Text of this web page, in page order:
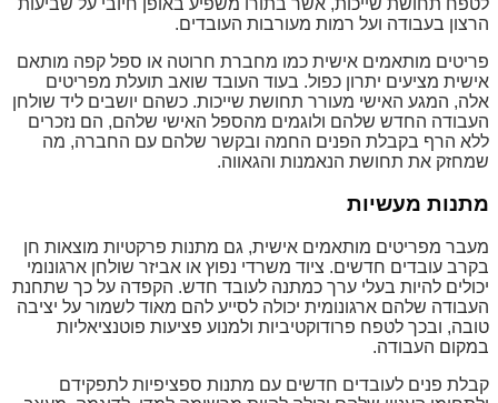
הרצון בעבודה ועל רמות מעורבות העובדים.
פריטים מותאמים אישית כמו מחברת חרוטה או ספל קפה מותאם
אישית מציעים יתרון כפול. בעוד העובד שואב תועלת מפריטים
אלה, המגע האישי מעורר תחושת שייכות. כשהם יושבים ליד שולחן
העבודה החדש שלהם ולוגמים מהספל האישי שלהם, הם נזכרים
ללא הרף בקבלת הפנים החמה ובקשר שלהם עם החברה, מה
שמחזק את תחושת הנאמנות והגאווה.
מתנות מעשיות
מעבר מפריטים מותאמים אישית, גם מתנות פרקטיות מוצאות חן
בקרב עובדים חדשים. ציוד משרדי נפוץ או אביזר שולחן ארגונומי
יכולים להיות בעלי ערך כמתנה לעובד חדש. הקפדה על כך שתחנת
העבודה שלהם ארגונומית יכולה לסייע להם מאוד לשמור על יציבה
טובה, ובכך לטפח פרודוקטיביות ולמנוע פציעות פוטנציאליות
במקום העבודה.
קבלת פנים לעובדים חדשים עם מתנות ספציפיות לתפקידם